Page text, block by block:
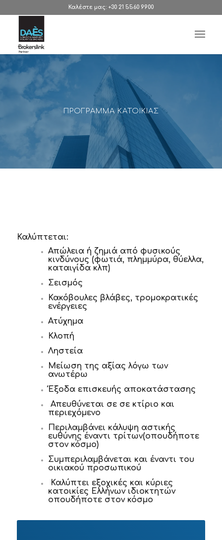
Καλέστε μας: +30 21 5560 9900
ΠΡΟΓΡΑΜΜΑ ΚΑΤΟΙΚΙΑΣ
Καλύπτεται:
Απώλεια ή ζημιά από φυσικούς
κινδύνους (φωτιά, πλημμύρα, θύελλα,
καταιγίδα κλπ)
Σεισμός
Κακόβουλες βλάβες, τρομοκρατικές
ενέργειες
Ατύχημα
Κλοπή
Ληστεία
Μείωση της αξίας λόγω των
ανωτέρω
Έξοδα επισκευής αποκατάστασης
Απευθύνεται σε σε κτίριο και
περιεχόμενο
Περιλαμβάνει κάλυψη αστικής
ευθύνης έναντι τρίτων(οπουδήποτε
στον κόσμο)
Συμπεριλαμβάνεται και έναντι του
οικιακού προσωπικού
Καλύπτει εξοχικές και κύριες
κατοικίες Ελλήνων ιδιοκτητών
οπουδήποτε στον κόσμο